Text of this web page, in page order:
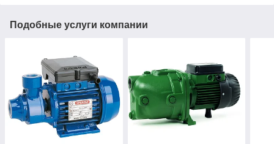
Подобные услуги компании